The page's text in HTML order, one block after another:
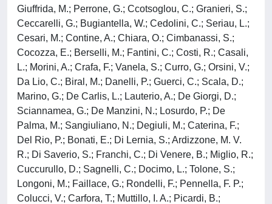
Giuffrida, M.; Perrone, G.; Ccotsoglou, C.; Granieri, S.;
Ceccarelli, G.; Bugiantella, W.; Cedolini, C.; Seriau, L.;
Cesari, M.; Contine, A.; Chiara, O.; Cimbanassi, S.;
Cocozza, E.; Berselli, M.; Fantini, C.; Costi, R.; Casali,
L.; Morini, A.; Crafa, F.; Vanela, S.; Curro, G.; Orsini, V.;
Da Lio, C.; Biral, M.; Danelli, P.; Guerci, C.; Scala, D.;
Marino, G.; De Carlis, L.; Lauterio, A.; De Giorgi, D.;
Sciannamea, G.; De Manzini, N.; Losurdo, P.; De
Palma, M.; Sangiuliano, N.; Degiuli, M.; Caterina, F.;
Del Rio, P.; Bonati, E.; Di Lernia, S.; Ardizzone, M. V.
R.; Di Saverio, S.; Franchi, C.; Di Venere, B.; Miglio, R.;
Cuccurullo, D.; Sagnelli, C.; Docimo, L.; Tolone, S.;
Longoni, M.; Faillace, G.; Rondelli, F.; Pennella, F. P.;
Colucci, V.; Carfora, T.; Muttillo, I. A.; Picardi, B.;